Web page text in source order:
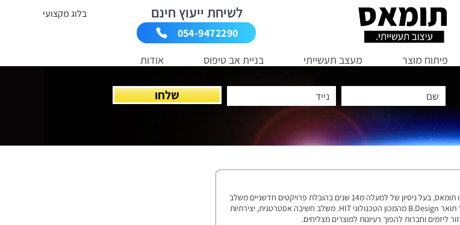
בלוג מקצועי לשיחת ייעוץ חינם
054-9472290
פיתוח מוצר מעצב תעשייתי בניית אב טיפוס אודות
שלחו
מעצב תעשייתי ובעלים של סטודיו תומאס, בעל ניסיון של למעלה מ14 שנים בהובלת פרויקטים חדשניים משלב
הרעיון ועד מוצר מוכן לייצור. בוגר תואר B.Design מהמכון הטכנולוגי HIT. משלב חשיבה אסטרטגית, יצירתיות
ליזמים וחברות להפוך רעיונות למוצרים מצליחים.